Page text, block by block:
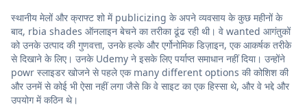
स्थानीय मेलों और क्राफ्ट शो में publicizing के अपने व्यवसाय के कुछ महीनों के
बाद, rbia shades ऑनलाइन बेचने का तरीका ढूंढ रही थी। वे wanted आगंतुकों
को उनके उत्पाद की गुणवत्ता, उनके हल्के और एर्गोनोमिक डिज़ाइन, एक आकर्षक तरीके
से दिखाने के लिए। उनके Udemy ने इसके लिए पर्याप्त समाधान नहीं दिया। उन्होंने
powr स्लाइडर खोजने से पहले एक many different options की कोशिश की
और उनमें से कोई भी ऐसा नहीं लगा जैसे कि वे साइट का एक हिस्सा थे, और वे भद्दे और
उपयोग में कठिन थे।